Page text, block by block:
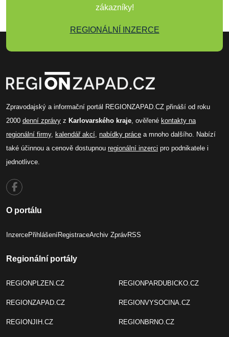
zákazníky!
REGIONÁLNÍ INZERCE
Zpravodajský a informační portál REGIONZAPAD.CZ přináší od roku
2000 denní zprávy z Karlovarského kraje, ověřené kontakty na
regionální firmy, kalendář akcí, nabídky práce a mnoho dalšího. Nabízí
také účinnou a cenově dostupnou regionální inzerci pro podnikatele i
jednotlivce.
O portálu
InzercePřihlášeníRegistraceArchiv ZprávRSS
Regionální portály
REGIONPLZEN.CZ
REGIONZAPAD.CZ
REGIONJIH.CZ
REGIONPARDUBICKO.CZ
REGIONVYSOCINA.CZ
REGIONBRNO.CZ